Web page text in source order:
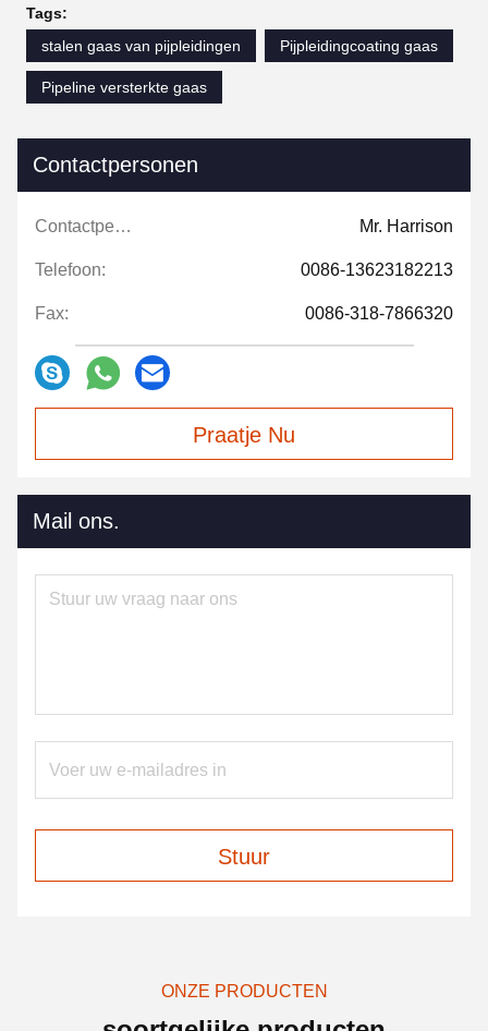
Tags:
stalen gaas van pijpleidingen
Pijpleidingcoating gaas
Pipeline versterkte gaas
Contactpersonen
Contactpersonen: Mr. Harrison
Telefoon: 0086-13623182213
Fax: 0086-318-7866320
Praatje Nu
Mail ons.
Stuur
ONZE PRODUCTEN